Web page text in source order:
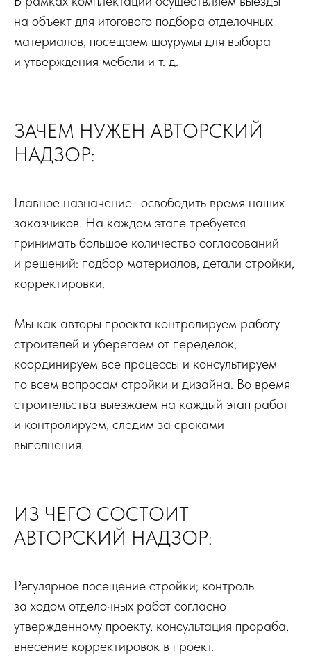
на объект для итогового подбора отделочных
материалов, посещаем шоурумы для выбора
и утверждения мебели и т. д.
ЗАЧЕМ НУЖЕН АВТОРСКИЙ
НАДЗОР:
Главное назначение- освободить время наших
заказчиков. На каждом этапе требуется
принимать большое количество согласований
и решений: подбор материалов, детали стройки,
корректировки.
Мы как авторы проекта контролируем работу
строителей и уберегаем от переделок,
координируем все процессы и консультируем
по всем вопросам стройки и дизайна. Во время
строительства выезжаем на каждый этап работ
и контролируем, следим за сроками
выполнения.
ИЗ ЧЕГО СОСТОИТ
АВТОРСКИЙ НАДЗОР:
Регулярное посещение стройки; контроль
за ходом отделочных работ согласно
утвержденному проекту, консультация прораба,
внесение корректировок в проект.